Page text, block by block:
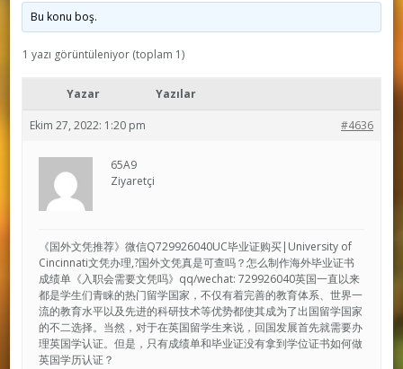
Bu konu boş.
1 yazı görüntüleniyor (toplam 1)
Yazar Yazılar
Ekim 27, 2022: 1:20 pm #4636
65A9
Ziyaretçi
《国外文凭推荐》微信Q729926040UC毕业证购买|University of
Cincinnati文凭办理,?国外文凭真是可查吗？怎么制作海外毕业证书
成绩单《入职会需要文凭吗》qq/wechat: 729926040英国一直以来
都是学生们青睐的热门留学国家，不仅有着完善的教育体系、世界一
流的教育水平以及先进的科研技术等优势都使其成为了出国留学国家
的不二选择。当然，对于在英国留学生来说，回国发展首先就需要办
理英国学认证。但是，只有成绩单和毕业证没有拿到学位证书如何做
英国学历认证？